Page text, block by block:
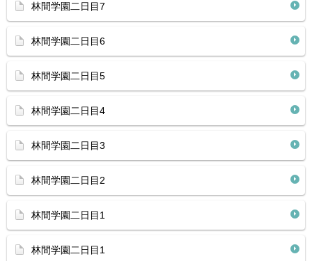
林間学園二日目7
林間学園二日目6
林間学園二日目5
林間学園二日目4
林間学園二日目3
林間学園二日目2
林間学園二日目1
林間学園二日目1